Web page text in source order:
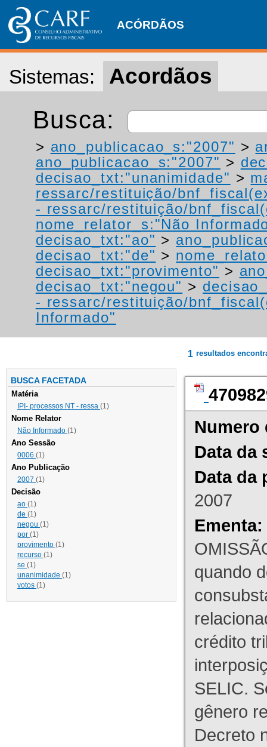
ACÓRDÃOS
Sistemas: Acordãos
Busca:
> ano_publicacao_s:"2007" >
ano_publicacao_s:"2007" >
decisao_txt:"unanimidade" >
ressarc/restituição/
- ressarc/restituição/
nome_relator_s:"Não
decisao_txt:"ao" >
decisao_txt:"de" >
decisao_txt:"provimento" >
decisao_txt:"negou" >
- ressarc/restituição/
Informado"
BUSCA FACETADA
Matéria
IPI- processos NT - ressa (1)
Nome Relator
Não Informado (1)
Ano Sessão
0006 (1)
Ano Publicação
2007 (1)
Decisão
ao (1)
de (1)
negou (1)
por (1)
provimento (1)
recurso (1)
se (1)
unanimidade (1)
votos (1)
1 resultados
Numero
Data da
Data da
2007
Ementa:
quando
crédito
SELIC.
gênero
Decreto